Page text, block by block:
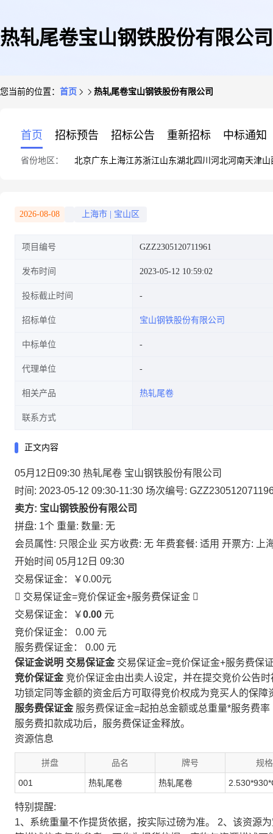
热轧尾卷宝山钢铁股份有限公司
您当前的位置： 首页 热轧尾卷宝山钢铁股份有限公司
首页 招标预告 招标公告 重新招标 中标通知
省份地区： 北京广东 上海江苏浙江山东湖北四川 河北河南天津山
2026-08-08 上海市 宝山区
项目编号 GZZ2305120711961
发布时间 2023-05-12 10:59:02
投标截止时间
招标单位 宝山钢铁股份有限公司
中标单位
代理单位
相关产品 热轧尾卷
联系方式
正文内容
05月12日09:30 热轧尾卷 宝山钢铁股份有限公司
时间: 2023-05-12 09:30-11:30 场次编号:
卖方: 宝山钢铁股份有限公司
拼盘: 1个 重量: 数量: 无
会员属性: 只限企业 买方收费: 无 年费套餐: 适用 开票方: 上
开始时间 05月12日 09:30
交易保证金：
￥0.00元
 交易保证金=竞价保证金+服务费保证金 
交易保证金：￥0.00 元
竞价保证金： 0.00 元
服务费保证金： 0.00 元
保证金说明 交易保证金 交易保证金=竞价保证金+服务费保
竞价保证金 竞价保证金由出卖人设定，并在提交竞价公告
功锁定同等金额的资金后方可取得竞价权成为竞买人的保障
服务费保证金 服务费保证金=起拍总金额或总重量*服务费率
服务费扣款成功后，服务费保证金释放。
资源信息
拼盘 品名 牌号 规格
001 热轧尾卷 热轧尾卷
特别提醒:
1、系统重量不作提货依据，按实际过磅为准。 2、该资源